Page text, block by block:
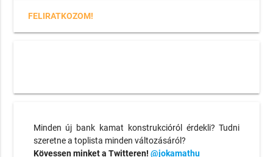
FELIRATKOZOM!
Minden új bank kamat konstrukcióról érdekli? Tudni
szeretne a toplista minden változásáról?
Kövessen minket a Twitteren! @jokamathu